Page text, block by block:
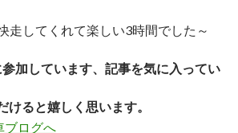
走してくれて楽しい3時間でした～
加しています、記事を気に入ってい
けると嬉しく思います。